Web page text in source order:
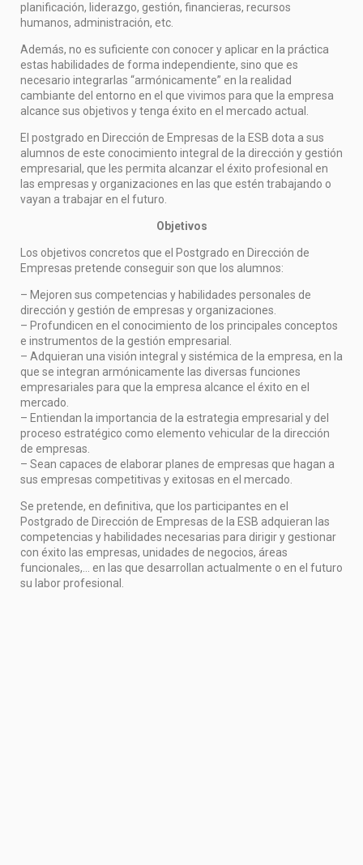
planificación, liderazgo, gestión, financieras, recursos
humanos, administración, etc.
Además, no es suficiente con conocer y aplicar en la práctica
estas habilidades de forma independiente, sino que es
necesario integrarlas “armónicamente” en la realidad
cambiante del entorno en el que vivimos para que la empresa
alcance sus objetivos y tenga éxito en el mercado actual.
El postgrado en Dirección de Empresas de la ESB dota a sus
alumnos de este conocimiento integral de la dirección y gestión
empresarial, que les permita alcanzar el éxito profesional en
las empresas y organizaciones en las que estén trabajando o
vayan a trabajar en el futuro.
Objetivos
Los objetivos concretos que el Postgrado en Dirección de
Empresas pretende conseguir son que los alumnos:
– Mejoren sus competencias y habilidades personales de
dirección y gestión de empresas y organizaciones.
– Profundicen en el conocimiento de los principales conceptos
e instrumentos de la gestión empresarial.
– Adquieran una visión integral y sistémica de la empresa, en la
que se integran armónicamente las diversas funciones
empresariales para que la empresa alcance el éxito en el
mercado.
– Entiendan la importancia de la estrategia empresarial y del
proceso estratégico como elemento vehicular de la dirección
de empresas.
– Sean capaces de elaborar planes de empresas que hagan a
sus empresas competitivas y exitosas en el mercado.
Se pretende, en definitiva, que los participantes en el
Postgrado de Dirección de Empresas de la ESB adquieran las
competencias y habilidades necesarias para dirigir y gestionar
con éxito las empresas, unidades de negocios, áreas
funcionales,… en las que desarrollan actualmente o en el futuro
su labor profesional.